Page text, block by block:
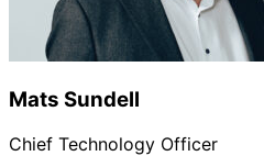
Mats Sundell
Chief Technology Officer